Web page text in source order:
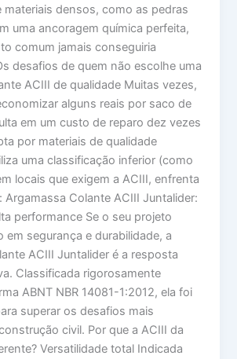
materiais densos, como as pedras
uma ancoragem química perfeita,
comum jamais conseguiria
desafios de quem não escolhe uma
ACIII de qualidade Muitas vezes,
alguns reais por saco de
em um custo de reparo dez vezes
por materiais de qualidade
uma classificação inferior (como
locais que exigem a ACIII, enfrenta
Colante ACIII Juntalider:
performance Se o seu projeto
em segurança e durabilidade, a
ACIII Juntalider é a resposta
Classificada rigorosamente
ABNT NBR 14081-1:2012, ela foi
superar os desafios mais
civil. Por que a ACIII da
Versatilidade total Indicada